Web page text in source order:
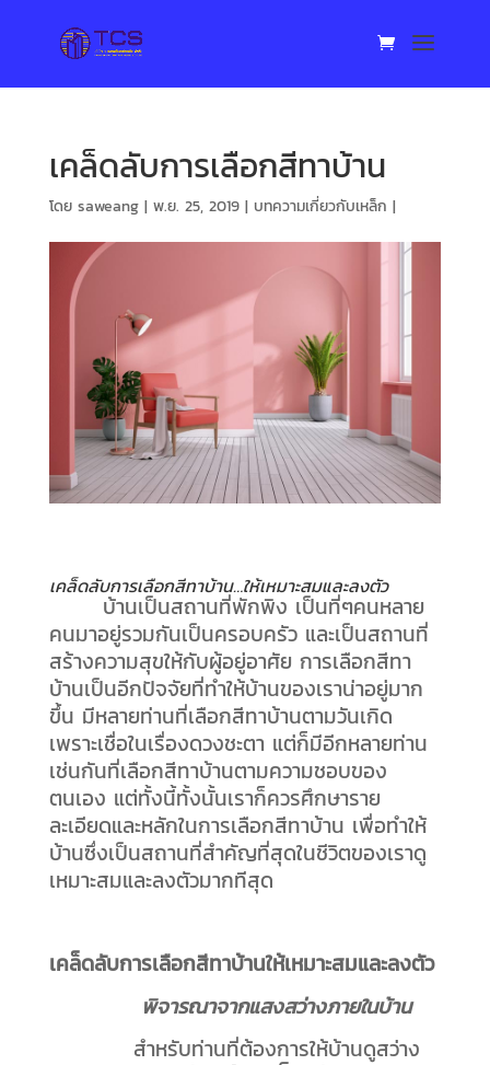
เคล็ดลับการเลือกสีทาบ้าน
โดย saweang| พ.ย. 25, 2019| บทความเกี่ยวกับเหล็ก |
เคล็ดลับการเลือกสีทาบ้าน…ให้เหมาะสมและลงตัว
บ้านเป็นสถานที่พักพิง เป็นที่ๆคนหลาย
คนมาอยู่รวมกันเป็นครอบครัว และเป็นสถานที่
สร้างความสุขให้กับผู้อยู่อาศัย การเลือกสีทา
บ้านเป็นอีกปัจจัยที่ทำให้บ้านของเราน่าอยู่มาก
ขึ้น มีหลายท่านที่เลือกสีทาบ้านตามวันเกิด
เพราะเชื่อในเรื่องดวงชะตา แต่ก็มีอีกหลายท่าน
เช่นกันที่เลือกสีทาบ้านตามความชอบของ
ตนเอง แต่ทั้งนี้ทั้งนั้นเราก็ควรศึกษาราย
ละเอียดและหลักในการเลือกสีทาบ้าน เพื่อทำให้
บ้านซึ่งเป็นสถานที่สำคัญที่สุดในชีวิตของเราดู
เหมาะสมและลงตัวมากทีสุด
เคล็ดลับการเลือกสีทาบ้านให้เหมาะสมและลงตัว
พิจารณาจากแสงสว่างภายในบ้าน
สำหรับท่านที่ต้องการให้บ้านดูสว่าง